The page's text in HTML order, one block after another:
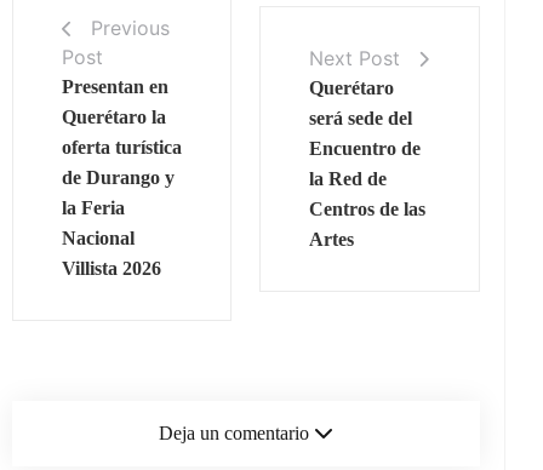
Previous
Post
Presentan en
Querétaro la
oferta turística
de Durango y
la Feria
Nacional
Villista 2026
Next Post
Querétaro
será sede del
Encuentro de
la Red de
Centros de las
Artes
Deja un comentario